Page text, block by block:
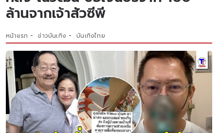
ล้านจากเจ้าสัวซีพี
หน้าแรก ข่าวบันเทิง บันเทิงไทย